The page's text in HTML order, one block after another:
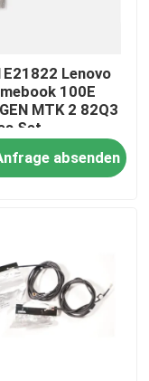
Lenovo
100E
MTK 2 82Q3
Set
absenden